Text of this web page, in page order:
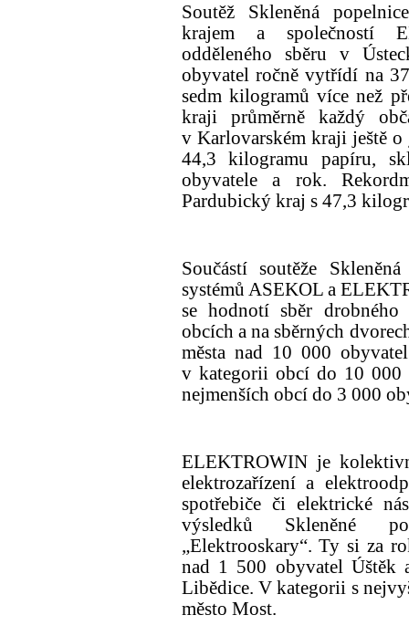
Soutěž Skleněná
krajem a společností
odděleného sběru v
obyvatel ročně vytřídí na
sedm kilogramů více než
kraji průměrně každý
v Karlovarském kraji ještě
44,3 kilogramu papíru,
obyvatele a rok.
Pardubický kraj s 47,3
Součástí soutěže
systémů ASEKOL a
se hodnotí sběr
obcích a na sběrných
města nad 10 000
v kategorii obcí do 10 000
nejmenších obcí do 3 000
ELEKTROWIN je
elektrozařízení a
spotřebiče či elektrické
výsledků Skleněné
„Elektrooskary“. Ty si za
nad 1 500 obyvatel
Libědice. V kategorii s
město Most.